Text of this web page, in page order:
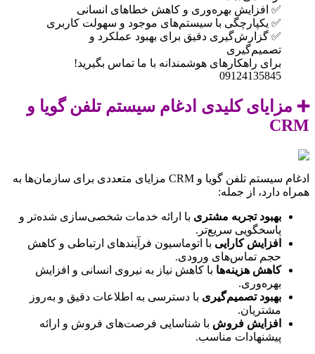
✅ افزایش بهره‌وری و کاهش خطاهای انسانی
✅ یکپارچگی با سیستم‌های موجود و سهولت کاربری
✅ گزارش‌گیری دقیق برای بهبود عملکرد و
تصمیم‌گیری
برای راهکارهای هوشمندانه با ما تماس بگیرید!
09124135845
➕ مزایای کلیدی ادغام سیستم تلفن گویا و
CRM
ادغام سیستم تلفن گویا و CRM مزایای متعددی برای سازمان‌ها به
همراه دارد، از جمله:
بهبود تجربه مشتری با ارائه خدمات شخصی‌سازی شده‌تر و
پاسخگویی سریع‌تر.
افزایش کارایی با اتوماسیون فرآیندهای ارتباطی و کاهش
حجم تماس‌های ورودی.
کاهش هزینه‌ها با کاهش نیاز به نیروی انسانی و افزایش
بهره‌وری.
بهبود تصمیم‌گیری با دسترسی به اطلاعات دقیق و به‌روز
مشتریان.
افزایش فروش با شناسایی فرصت‌های فروش و ارائه
پیشنهادات مناسب.